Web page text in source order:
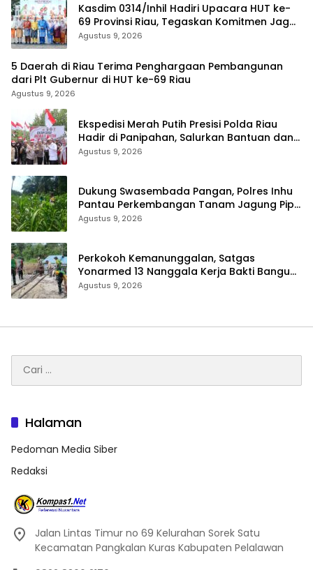
Kasdim 0314/Inhil Hadiri Upacara HUT ke-
69 Provinsi Riau, Tegaskan Komitmen Jaga
Persatuan dan Pembangunan
Agustus 9, 2026
5 Daerah di Riau Terima Penghargaan Pembangunan
dari Plt Gubernur di HUT ke-69 Riau
Agustus 9, 2026
Ekspedisi Merah Putih Presisi Polda Riau
Hadir di Panipahan, Salurkan Bantuan dan
Layanan Kesehatan
Agustus 9, 2026
Dukung Swasembada Pangan, Polres Inhu
Pantau Perkembangan Tanam Jagung Pipil
Agustus 9, 2026
Perkokoh Kemanunggalan, Satgas
Yonarmed 13 Nanggala Kerja Bakti Bangun
Masjid Al-Hikmah di Kapuas Hulu
Agustus 9, 2026
untuk:
Halaman
Pedoman Media Siber
Redaksi
Jalan Lintas Timur no 69 Kelurahan Sorek Satu
Kecamatan Pangkalan Kuras Kabupaten Pelalawan